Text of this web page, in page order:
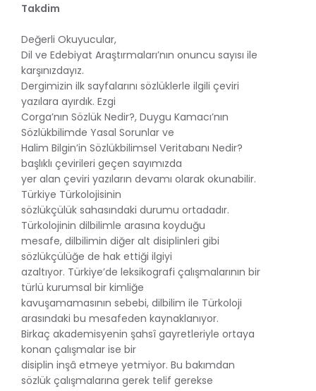
Takdim
Değerli Okuyucular,
Dil ve Edebiyat Araştırmaları’nın onuncu sayısı ile
karşınızdayız.
Dergimizin ilk sayfalarını sözlüklerle ilgili çeviri
yazılara ayırdık. Ezgi
Corga’nın Sözlük Nedir?, Duygu Kamacı’nın
Sözlükbilimde Yasal Sorunlar ve
Halim Bilgin’in Sözlükbilimsel Veritabanı Nedir?
başlıklı çevirileri geçen sayımızda
yer alan çeviri yazıların devamı olarak okunabilir.
Türkiye Türkolojisinin
sözlükçülük sahasındaki durumu ortadadır.
Türkolojinin dilbilimle arasına koyduğu
mesafe, dilbilimin diğer alt disiplinleri gibi
sözlükçülüğe de hak ettiği ilgiyi
azaltıyor. Türkiye’de leksikografi çalışmalarının bir
türlü kurumsal bir kimliğe
kavuşamamasının sebebi, dilbilim ile Türkoloji
arasındaki bu mesafeden kaynaklanıyor.
Birkaç akademisyenin şahsî gayretleriyle ortaya
konan çalışmalar ise bir
disiplin inşâ etmeye yetmiyor. Bu bakımdan
sözlük çalışmalarına gerek telif gerekse